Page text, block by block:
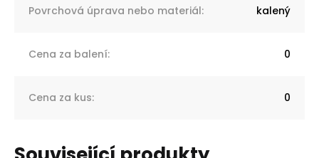
Povrchová úprava nebo materiál: kalený
Cena za balení: 0
Cena za kus: 0